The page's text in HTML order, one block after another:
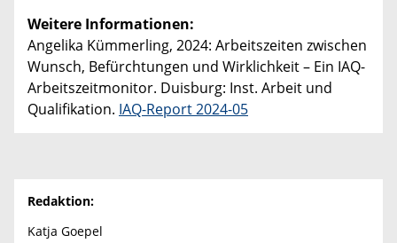
Weitere Informationen:
Angelika Kümmerling, 2024: Arbeitszeiten zwischen
Wunsch, Befürchtungen und Wirklichkeit – Ein IAQ-
Arbeitszeitmonitor. Duisburg: Inst. Arbeit und
Qualifikation. IAQ-Report 2024-05
Redaktion:
Katja Goepel